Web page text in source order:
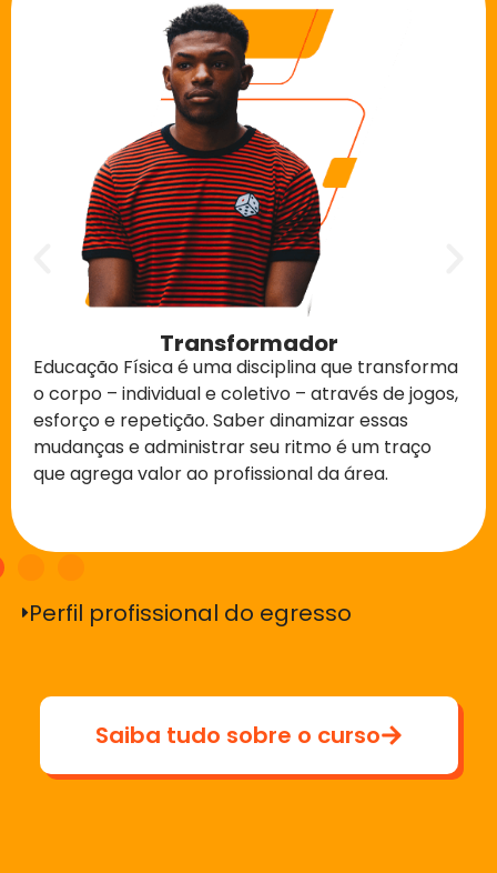
Transformador
Educação Física é uma disciplina que transforma
o corpo – individual e coletivo – através de jogos,
esforço e repetição. Saber dinamizar essas
mudanças e administrar seu ritmo é um traço
que agrega valor ao profissional da área.
Perfil profissional do egresso
Saiba tudo sobre o curso